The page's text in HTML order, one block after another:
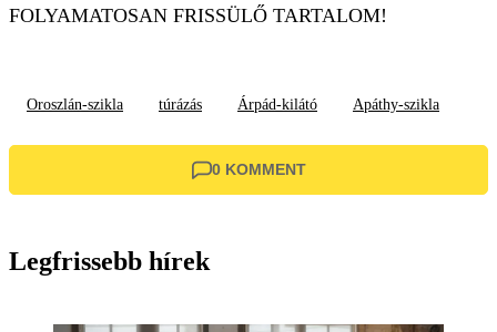
FOLYAMATOSAN FRISSÜLŐ TARTALOM!
Oroszlán-szikla túrázás Árpád-kilátó Apáthy-szikla
0 KOMMENT
Legfrissebb hírek